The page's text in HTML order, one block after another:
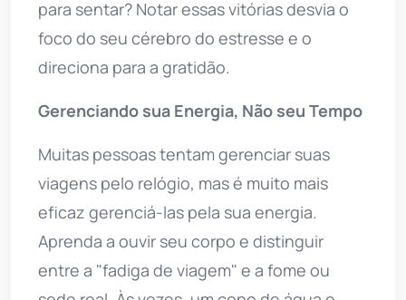
para sentar? Notar essas vitórias desvia o
foco do seu cérebro do estresse e o
direciona para a gratidão.
Gerenciando sua Energia, Não seu Tempo
Muitas pessoas tentam gerenciar suas
viagens pelo relógio, mas é muito mais
eficaz gerenciá-las pela sua energia.
Aprenda a ouvir seu corpo e distinguir
entre a "fadiga de viagem" e a fome ou